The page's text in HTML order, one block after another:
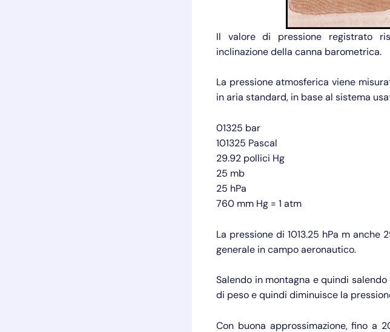
Il valore di pressione registrato
inclinazione della canna barometrica.
La pressione atmosferica viene
in aria standard, in base al sistema
01325 bar
101325 Pascal
29.92 pollici Hg
25 mb
25 hPa
760 mm Hg = 1 atm
La pressione di 1013.25 hPa m
generale in campo aeronautico.
Salendo in montagna e quindi
di peso e quindi diminuisce la
Con buona approssimazione, fino a